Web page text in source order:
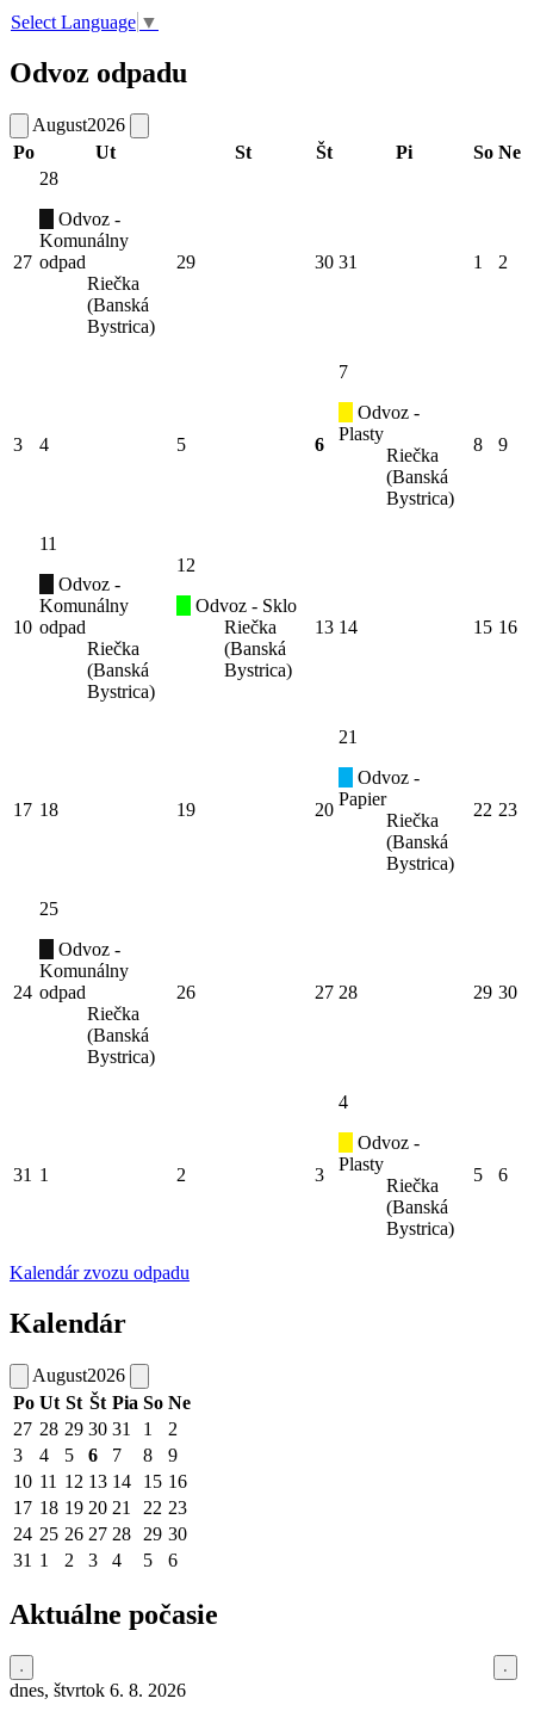
Select Language ▼
Odvoz odpadu
August2026
Po
Ut St Št Pi So Ne
27
28
Odvoz -
Komunálny
odpad
Riečka
(Banská
Bystrica)
29 30 31 1 2
3 4 5 6
7
Odvoz -
Plasty
Riečka
(Banská
Bystrica)
8 9
10
11
Odvoz -
Komunálny
odpad
Riečka
(Banská
Bystrica)
12
Odvoz - Sklo
Riečka
(Banská
Bystrica)
13 14 15 16
17 18 19 20
21
Odvoz -
Papier
Riečka
(Banská
Bystrica)
22 23
24
25
Odvoz -
Komunálny
odpad
Riečka
(Banská
Bystrica)
26 27 28 29 30
31 1 2 3
4
Odvoz -
Plasty
Riečka
(Banská
Bystrica)
5 6
Kalendár zvozu odpadu
Kalendár
August2026
Po Ut St Št Pia So Ne
27 28 29 30 31 1
2
3
4 5 6 7 8
9
10 11 12 13 14 15 16
17 18 19 20 21 22 23
24 25 26 27 28 29 30
31 1 2 3 4 5 6
Aktuálne počasie
dnes, štvrtok 6. 8. 2026